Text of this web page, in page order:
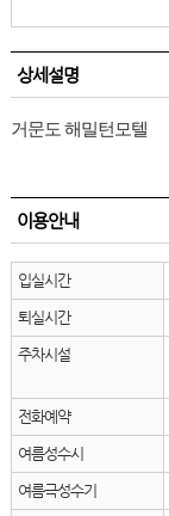
상세설명
거문도 해밀턴모텔
이용안내
입실시간
퇴실시간
주차시설
전화예약
여름성수시
여름극성수기